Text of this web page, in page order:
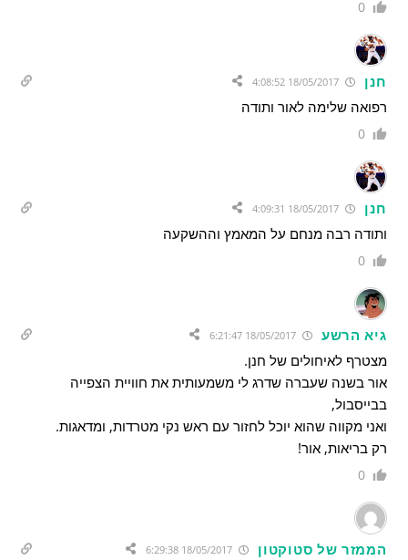
0
חנן
רפואה שלימה לאור ותודה
0
חנן
ותודה רבה מנחם על המאמץ וההשקעה
0
גיא הרשע 18/05/2017 6:21:47
מצטרף לאיחולים של חנן.
אור בשנה שעברה שדרג לי משמעותית את חוויית הצפייה
בבייסבול,
ואני מקווה שהוא יוכל לחזור עם ראש נקי מטרדות, ומדאגות.
רק בריאות, אור!
0
הממזר של סטוקטון